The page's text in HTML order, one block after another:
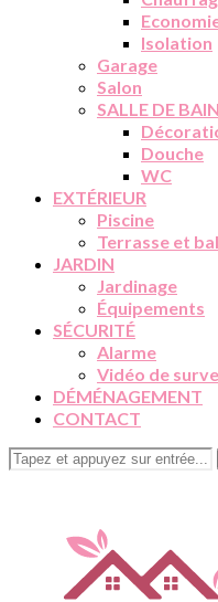
Isolation
Garage
Salon
SALLE DE BAIN
Douche
WC
EXTÉRIEUR
Piscine
Terrasse et
JARDIN
Jardinage
Équipements
SÉCURITÉ
Alarme
Vidéo de
DÉMÉNAGEMENT
CONTACT